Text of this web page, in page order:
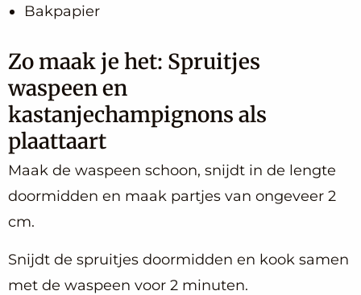
Bakpapier
Zo maak je het: Spruitjes
waspeen en
kastanjechampignons als
plaattaart
Maak de waspeen schoon, snijdt in de lengte
doormidden en maak partjes van ongeveer 2
cm.
Snijdt de spruitjes doormidden en kook samen
met de waspeen voor 2 minuten.